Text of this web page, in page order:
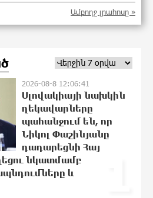
21:22:54 10-08-2026
21:03:19 10-08-2026
աճել են
21:03:15 10-08-2026
երկրաշարժ է գրանցվել
Ամբողջ լրահոսը »
2026-08-8 12:06:41
Սլովակիայի նախկին
ղեկավարները
պահանջում են, որ
Նիկոլ Փաշինյանը
դադարեցնի Հայ
նկատմամբ
և